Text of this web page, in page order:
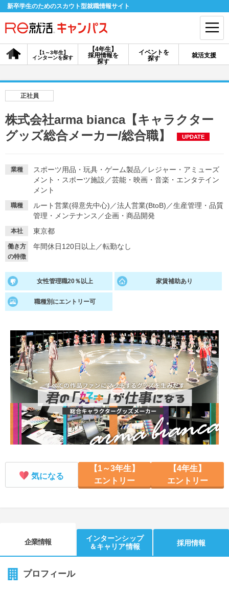
新卒学生のためのスカウト型就職情報サイト
【4年生】
採用情報を
探す
【1～3年生】
インターンを探す
イベントを
探す
就活支援
会員登録 ログイン
イベントを探す
就活ノウハウ・サポート
就活支援
適職診断
あなたに合う仕事を診断！
就活チャンネル
就活時事ニュースを更新 不明点があればこちら
正社員
株式会社arma bianca【キャラクター
グッズ総合メーカー/総合職】
UPDATE
業種 スポーツ用品・玩具・ゲーム製品 ／ レジャー・アミューズ
メント・スポーツ施設 ／芸能・映画・音楽・エンタテイン
メント
職種 ルート営業(得意先中心) ／法人営業(BtoB) ／生産管理・品質
管理・メンテナンス ／企画・商品開発
本社 東京都
働き方
の特徴
年間休日120日以上 ／転勤なし
女性管理職20％以上 家賃補助あり
職種別にエントリー可
気になる
【1～3年生】
エントリー
【4年生】
エントリー
企業情報
インターンシップ
＆キャリア情報
採用情報
プロフィール